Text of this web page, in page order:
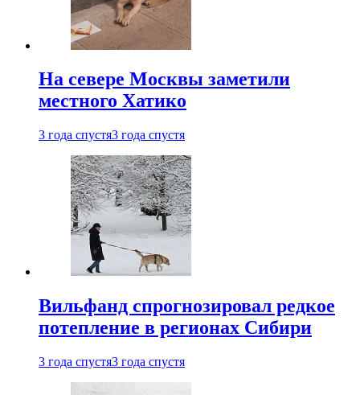
На севере Москвы заметили
местного Хатико
3 года спустя3 года спустя
Вильфанд спрогнозировал редкое
потепление в регионах Сибири
3 года спустя3 года спустя